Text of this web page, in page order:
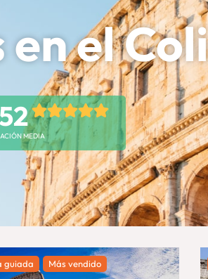
el
MEDIA
guiada Más vendido